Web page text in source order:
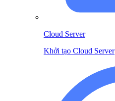
Cloud Server
Khởi tạo Cloud Server